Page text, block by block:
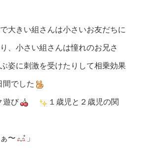
大きい組さんは小さいお友だちに
、小さい組さんは憧れのお兄さ
姿に刺激を受けたりして相乗効果
間でした
遊び １歳児と２歳児の関
〜 」